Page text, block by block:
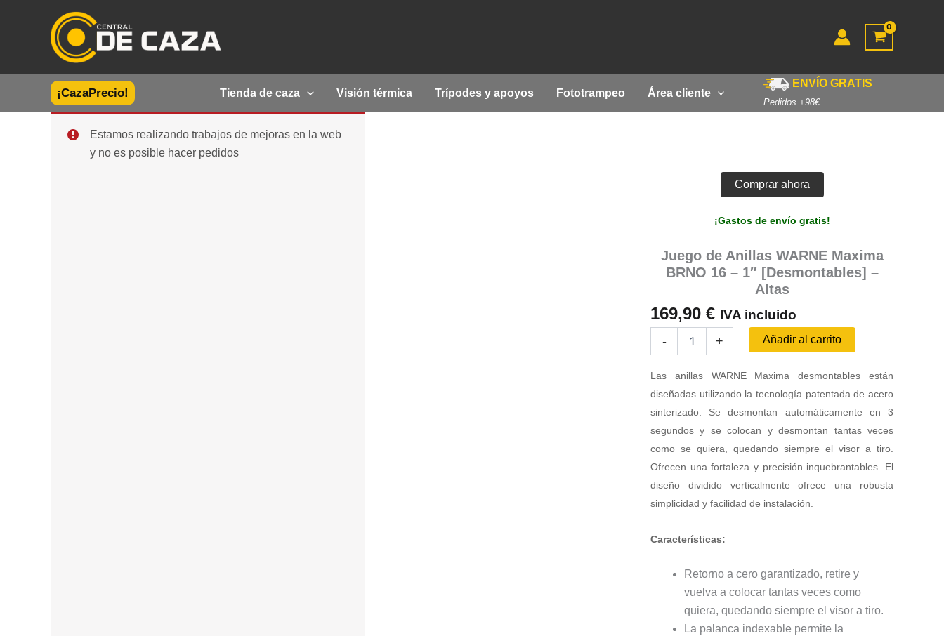
¡CazaPrecio! Tienda de caza Visión térmica Trípodes y apoyos Fototrampeo Área cliente
ENVÍO GRATIS
Pedidos +98€
Estamos realizando trabajos de mejoras en la web
y no es posible hacer pedidos
Comprar ahora
¡Gastos de envío gratis!
Juego de Anillas WARNE Maxima
BRNO 16 – 1″ [Desmontables] –
Altas
169,90 € IVA incluido
-
WARNE
Maxima
16
-
1"
-
Altas
cantidad
+ Añadir al carrito
Las anillas WARNE Maxima desmontables están
diseñadas utilizando la tecnología patentada de acero
sinterizado. Se desmontan automáticamente en 3
segundos y se colocan y desmontan tantas veces
como se quiera, quedando siempre el visor a tiro.
Ofrecen una fortaleza y precisión inquebrantables. El
diseño dividido verticalmente ofrece una robusta
simplicidad y facilidad de instalación.
Características:
Retorno a cero garantizado, retire y
vuelva a colocar tantas veces como
quiera, quedando siempre el visor a tiro.
La palanca indexable permite la